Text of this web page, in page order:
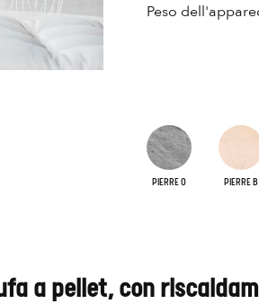
Peso
PIERRE O PIERRE B
a pellet, con